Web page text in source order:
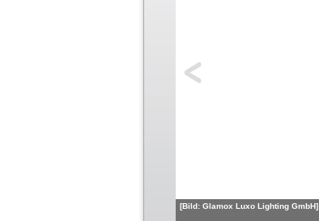
[Bild: Glamox Luxo Lighting GmbH]